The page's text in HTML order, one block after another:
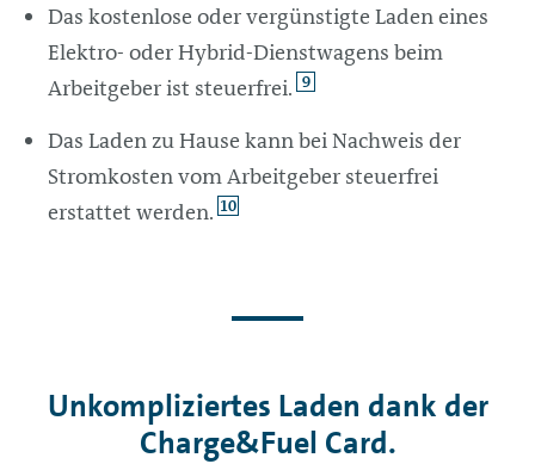
Das kostenlose oder vergünstigte Laden eines
Elektro- oder Hybrid-Dienstwagens beim
Arbeitgeber ist steuerfrei. 9
Das Laden zu Hause kann bei Nachweis der
Stromkosten vom Arbeitgeber steuerfrei
erstattet werden. 10
Unkompliziertes Laden dank der
Charge&Fuel Card.